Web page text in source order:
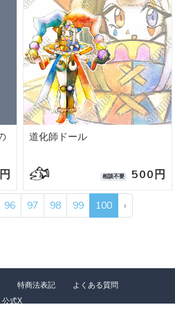
道化師ドール
相談不要 500円
96 97 98 99 100 ›
特商法表記
よくある質問
公式X